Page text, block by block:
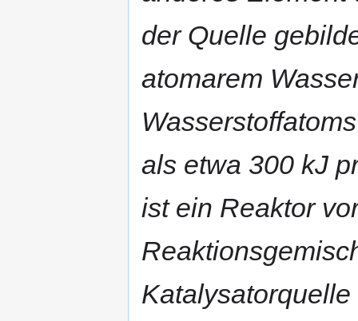
der Quelle
atomarem
als etwa 300 kJ
ist ein Reaktor